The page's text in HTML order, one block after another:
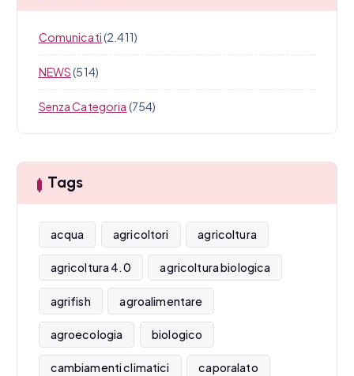
Comunicati(2.411)
NEWS(514)
Senza Categoria (754)
Tags
acqua agricoltori agricoltura
agricoltura 4.0 agricoltura biologica
agrifish agroalimentare
agroecologia biologico
cambiamenti climatici caporalato